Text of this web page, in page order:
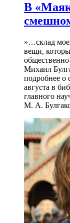
В
»…склад
вещи,
Михаил
подробнее о
августа в
главного
М. А.